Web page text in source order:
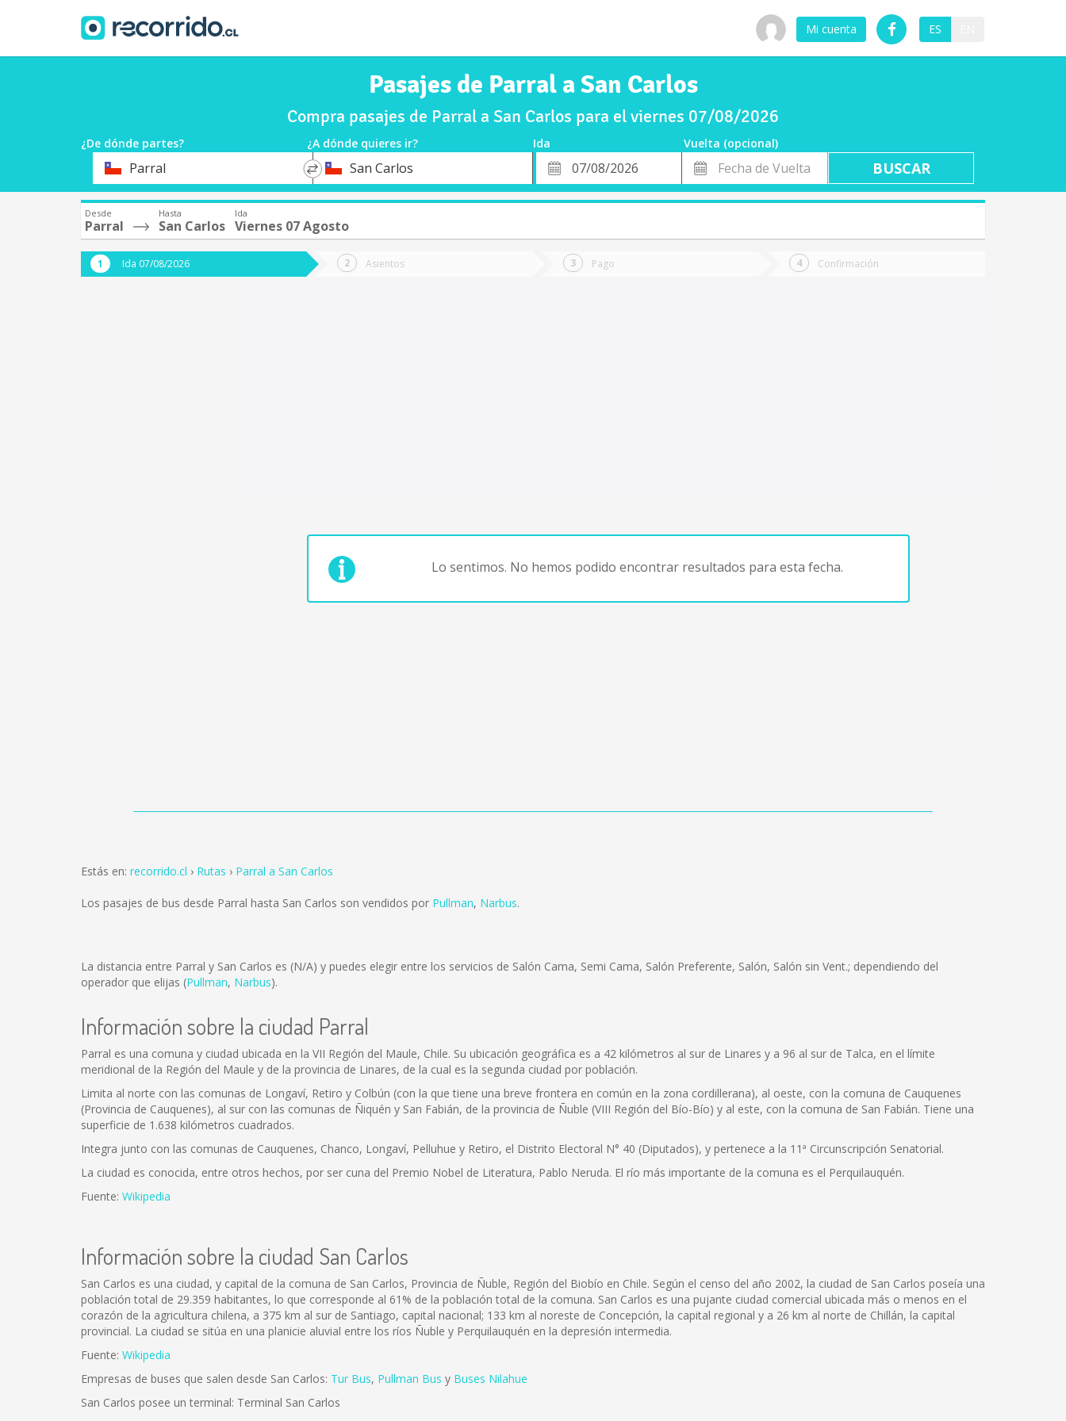
Mi cuenta ES
Pasajes de Parral a San Carlos
Compra pasajes de Parral a San Carlos para el viernes 07/08/2026
¿De dónde partes? ¿A dónde quieres ir? Ida
Vuelta (opcional)
OrigenParral
*
DestinoSan Carlos
Fecha
de
Fecha
de
Vuelta
Desde
Parral
Hasta
San Carlos
Ida
Viernes 07 Agosto
Ida 07/08/2026 Asientos Pago Confirmación
Lo sentimos. No hemos podido encontrar resultados para esta fecha.
Estás en: recorrido.cl Rutas Parral a San Carlos
Los pasajes de bus desde Parral hasta San Carlos son vendidos por Pullman, Narbus.
La distancia entre Parral y San Carlos es (N/A) y puedes elegir entre los servicios de Salón Cama, Semi Cama, Salón Preferente, Salón, Salón sin Vent.; dependiendo del
operador que elijas (Pullman, Narbus).
Información sobre la ciudad Parral
Parral es una comuna y ciudad ubicada en la VII Región del Maule, Chile. Su ubicación geográfica es a 42 kilómetros al sur de Linares y a 96 al sur de Talca, en el límite
meridional de la Región del Maule y de la provincia de Linares, de la cual es la segunda ciudad por población.
Limita al norte con las comunas de Longaví, Retiro y Colbún (con la que tiene una breve frontera en común en la zona cordillerana), al oeste, con la comuna de Cauquenes
(Provincia de Cauquenes), al sur con las comunas de Ñiquén y San Fabián, de la provincia de Ñuble (VIII Región del Bío-Bío) y al este, con la comuna de San Fabián. Tiene una
superficie de 1.638 kilómetros cuadrados.
Integra junto con las comunas de Cauquenes, Chanco, Longaví, Pelluhue y Retiro, el Distrito Electoral N° 40 (Diputados), y pertenece a la 11ª Circunscripción Senatorial.
La ciudad es conocida, entre otros hechos, por ser cuna del Premio Nobel de Literatura, Pablo Neruda. El río más importante de la comuna es el Perquilauquén.
Fuente: Wikipedia
Información sobre la ciudad San Carlos
San Carlos es una ciudad, y capital de la comuna de San Carlos, Provincia de Ñuble, Región del Biobío en Chile. Según el censo del año 2002, la ciudad de San Carlos poseía una
población total de 29.359 habitantes, lo que corresponde al 61% de la población total de la comuna. San Carlos es una pujante ciudad comercial ubicada más o menos en el
corazón de la agricultura chilena, a 375 km al sur de Santiago, capital nacional; 133 km al noreste de Concepción, la capital regional y a 26 km al norte de Chillán, la capital
provincial. La ciudad se sitúa en una planicie aluvial entre los ríos Ñuble y Perquilauquén en la depresión intermedia.
Fuente: Wikipedia
Empresas de buses que salen desde San Carlos: Tur Bus, Pullman Bus y Buses Nilahue
San Carlos posee un terminal: Terminal San Carlos